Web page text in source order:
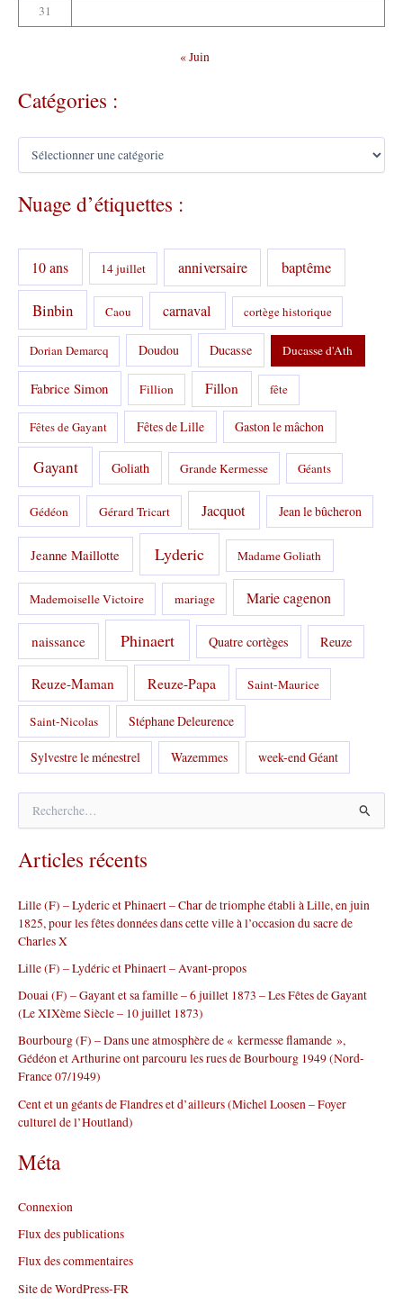
31
« Juin
Catégories :
C
é
g
r
e
Nuage d’étiquettes :
10 ans 14 juillet anniversaire baptême
Binbin Caou carnaval cortège historique
Dorian Demarcq Doudou Ducasse Ducasse d'Ath
Fabrice Simon Fillion Fillon fête
Fêtes de Gayant Fêtes de Lille Gaston le mâchon
Gayant Goliath Grande Kermesse Géants
Gédéon Gérard Tricart Jacquot Jean le bûcheron
Jeanne Maillotte Lyderic Madame Goliath
Mademoiselle Victoire mariage Marie cagenon
naissance Phinaert Quatre cortèges Reuze
Reuze-Maman Reuze-Papa Saint-Maurice
Saint-Nicolas Stéphane Deleurence
Sylvestre le ménestrel Wazemmes week-end Géant
h
e
c
h
e
r
:
Articles récents
Lille (F) – Lyderic et Phinaert – Char de triomphe établi à Lille, en juin
1825, pour les fêtes données dans cette ville à l’occasion du sacre de
Charles X
Lille (F) – Lydéric et Phinaert – Avant-propos
Douai (F) – Gayant et sa famille – 6 juillet 1873 – Les Fêtes de Gayant
(Le XIXème Siècle – 10 juillet 1873)
Bourbourg (F) – Dans une atmosphère de « kermesse flamande »,
Gédéon et Arthurine ont parcouru les rues de Bourbourg 1949 (Nord-
France 07/1949)
Cent et un géants de Flandres et d’ailleurs (Michel Loosen – Foyer
culturel de l’Houtland)
Méta
Connexion
Flux des publications
Flux des commentaires
Site de WordPress-FR